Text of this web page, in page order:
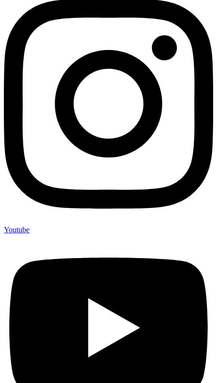
Youtube